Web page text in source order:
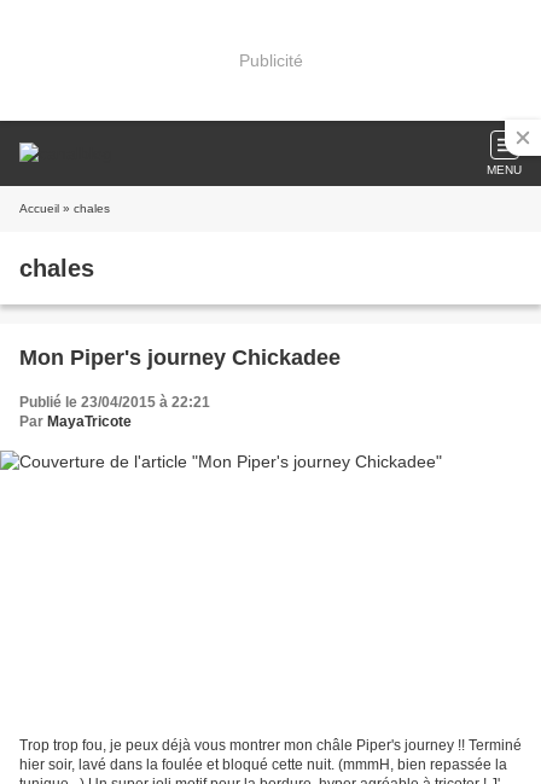
Publicité
MENU
Accueil » chales
chales
Mon Piper's journey Chickadee
Publié le 23/04/2015 à 22:21
Par MayaTricote
Trop trop fou, je peux déjà vous montrer mon châle Piper's journey !! Terminé
hier soir, lavé dans la foulée et bloqué cette nuit. (mmmH, bien repassée la